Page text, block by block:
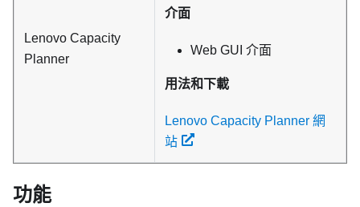
Lenovo Capacity
Planner
介面
Web GUI 介面
用法和下載
Lenovo Capacity Planner 網
站
功能